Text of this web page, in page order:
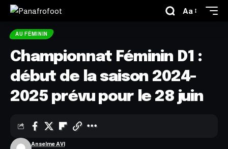
Aa
AU FÉMININ
Championnat Féminin D1 :
début de la saison 2024-
2025 prévu pour le 28 juin
Anselme AVI